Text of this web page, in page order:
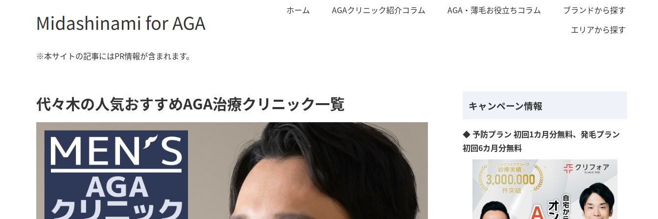
ホーム AGAクリニック紹介コラム AGA・薄毛お役立ちコラム
ブランドから探す
エリアから探す
※本サイトの記事にはPR情報が含まれます。
代々木の人気おすすめAGA治療クリニック一覧 キャンペーン情報
◆ 予防プラン 初回1カ月分無料、発毛プラン
初回6カ月分無料